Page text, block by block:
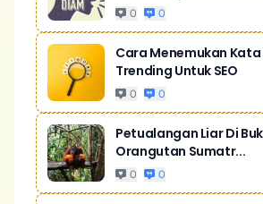
0 0
Cara Menemukan Kata
Trending Untuk SEO
0 0
Petualangan Liar Di
Orangutan Sumatr...
0 0